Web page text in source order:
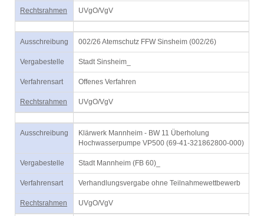
Rechtsrahmen UVgO/VgV
Ausschreibung 002/26 Atemschutz FFW Sinsheim (002/26)
Vergabestelle Stadt Sinsheim_
Verfahrensart Offenes Verfahren
Rechtsrahmen UVgO/VgV
Ausschreibung
Klärwerk Mannheim - BW 11 Überholung
Hochwasserpumpe VP500 (69-41-321862800-000)
Vergabestelle Stadt Mannheim (FB 60)_
Verfahrensart Verhandlungsvergabe ohne Teilnahmewettbewerb
Rechtsrahmen UVgO/VgV